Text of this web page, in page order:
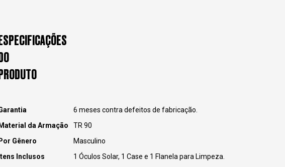
ESPECIFICAÇÕES
DO
PRODUTO
6 meses contra defeitos de fabricação.
da Armação
TR 90
Gênero
Masculino
Inclusos
1 Óculos Solar, 1 Case e 1 Flanela para Limpeza.